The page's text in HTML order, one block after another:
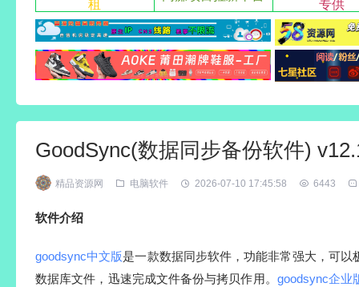
租
专供
GoodSync(数据同步备份软件)
精品资源网 电脑软件 2026-07-10 17:45:58 6443
软件介绍
goodsync中文版是一款数据同步软件，功能非常强大，可以
数据库文件，迅速完成文件备份与拷贝作用。 goodsync企业